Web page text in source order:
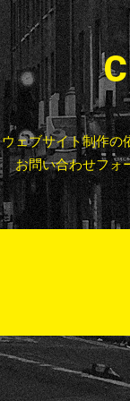
ウェブサイト制作の
お問い合わせフォ